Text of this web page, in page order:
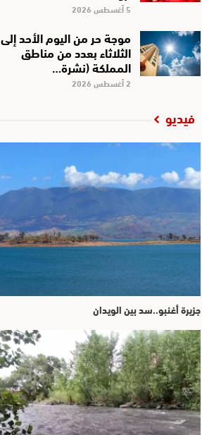
5 أغسطس 2026
موجة حر من اليوم الأحد إلى
الثلاثاء بعدد من مناطق
المملكة (نشرة…
2 أغسطس 2026
فيديو
جزيرة أغنبو..سد بين الويدان